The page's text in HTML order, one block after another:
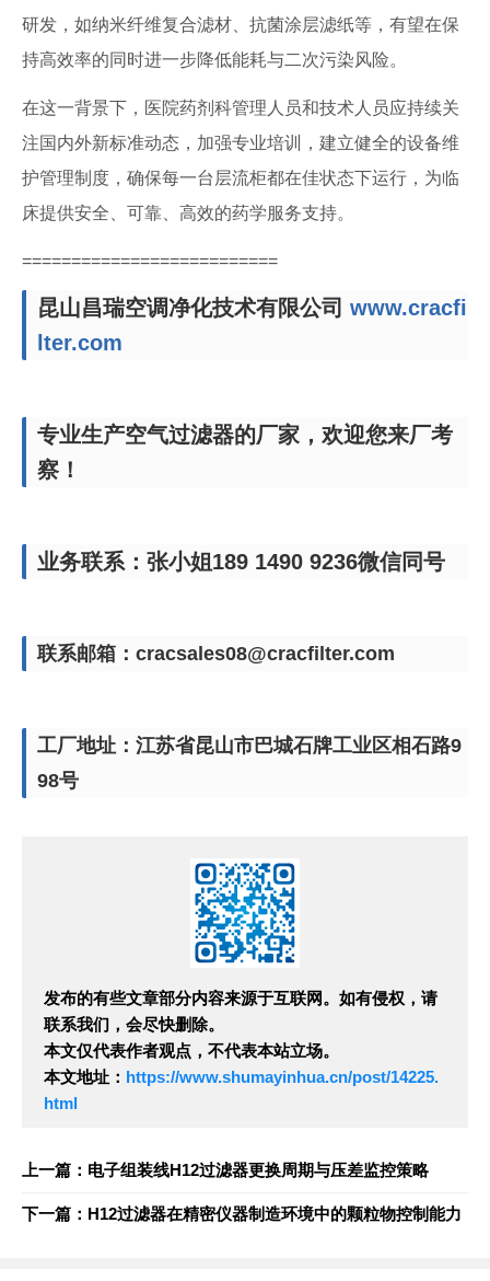
研发，如纳米纤维复合滤材、抗菌涂层滤纸等，有望在保
持高效率的同时进一步降低能耗与二次污染风险。
在这一背景下，医院药剂科管理人员和技术人员应持续关
注国内外新标准动态，加强专业培训，建立健全的设备维
护管理制度，确保每一台层流柜都在佳状态下运行，为临
床提供安全、可靠、高效的药学服务支持。
==========================
昆山昌瑞空调净化技术有限公司 www.cracfi
lter.com
专业生产空气过滤器的厂家，欢迎您来厂考
察！
业务联系：张小姐189 1490 9236微信同号
联系邮箱：cracsales08@cracfilter.com
工厂地址：江苏省昆山市巴城石牌工业区相石路9
98号
发布的有些文章部分内容来源于互联网。如有侵权，请
联系我们，会尽快删除。
本文仅代表作者观点，不代表本站立场。
本文地址： https://www.shumayinhua.cn/post/14225.
html
上一篇：电子组装线H12过滤器更换周期与压差监控策略
下一篇：H12过滤器在精密仪器制造环境中的颗粒物控制能力